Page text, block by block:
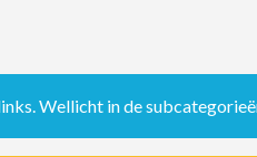
Wellicht in de